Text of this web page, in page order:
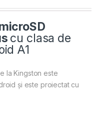
cu clasa de
A1
la Kingston este
și este proiectat cu